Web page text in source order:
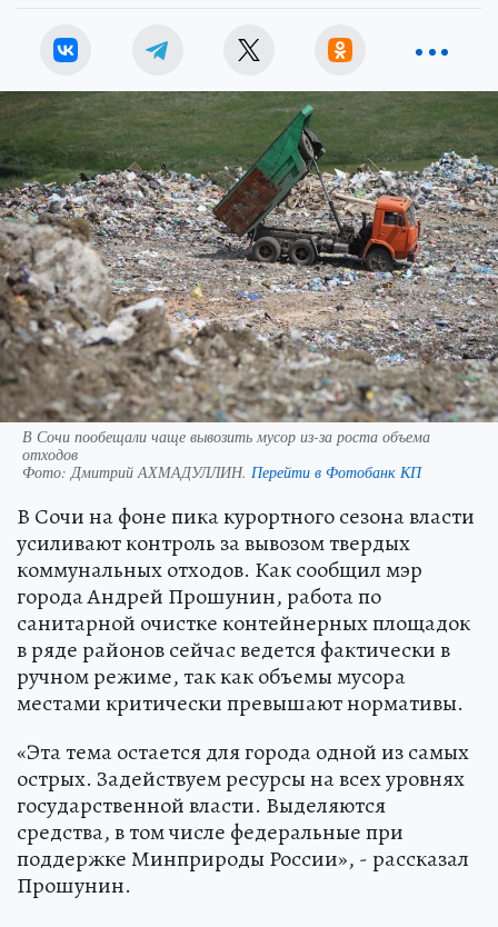
В Сочи пообещали чаще вывозить мусор из-за роста объема
отходов
Фото:Дмитрий АХМАДУЛЛИН. Перейти в Фотобанк КП
В Сочи на фоне пика курортного сезона власти
усиливают контроль за вывозом твердых
коммунальных отходов. Как сообщил мэр
города Андрей Прошунин, работа по
санитарной очистке контейнерных площадок
в ряде районов сейчас ведется фактически в
ручном режиме, так как объемы мусора
местами критически превышают нормативы.
«Эта тема остается для города одной из самых
острых. Задействуем ресурсы на всех уровнях
государственной власти. Выделяются
средства, в том числе федеральные при
поддержке Минприроды России», - рассказал
Прошунин.